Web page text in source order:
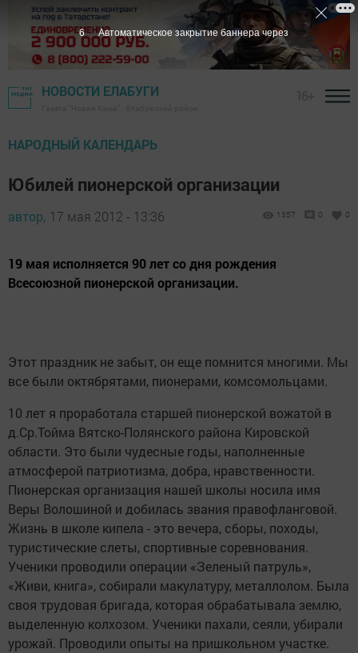
НОВОСТИ ЕЛАБУГИ
НАРОДНЫЙ КАЛЕНДАРЬ
Юбилей пионерской организации
автор, 17 мая 2012 - 13:36 1357 0 0
19 мая исполняется 90 лет со дня рождения
Всесоюзной пионерской организации.
Этот праздник не забыт, он еще помнится многими. Мы
все были октябрятами, пионерами, комсомольцами.
10 лет я проработала старшей пионерской вожатой в
д.Ср.Тойма Вятско-Полянского района Кировской
области. Это были чудесные годы, наполненные
атмосферой патриотизма, добра, нравственности.
Пионерская организация нашей школы носила имя
Веры Волошиной и добилась звания правофланговой.
Жизнь в школе кипела - это вечера, сборы, походы,
туристические слеты, спортивные соревнования.
Ученики проводили операции «Зеленый патруль»,
«Живи, книга», собирали макулатуру, металлолом. Была
своя трудовая бригада, которая обрабатывала землю,
выделенную колхозом. Ученики пахали, сеяли, убирали
урожай. Проводили опыты на пришкольном участке.
5 Автоматическое закрытие баннера через